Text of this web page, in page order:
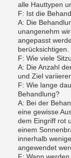
alle Hauttypen
F: Ist die
A: Die
unangenehm
angepasst
berücksichtigen.
F: Wie viele
A: Die Anzahl
und Ziel
F: Wie lange
Behandlung?
A: Bei der
eine gewisse
dem Eingriff rot
einem
innerhalb
angewendet